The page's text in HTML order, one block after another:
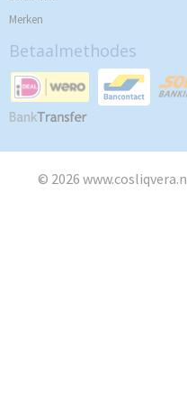
Merken
Betaalmethodes
© 2026